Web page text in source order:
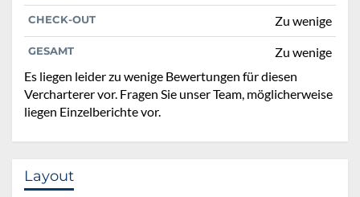
CHECK-OUT Zu wenige
GESAMT
Zu wenige
Es liegen leider zu wenige Bewertungen für diesen
Vercharterer vor. Fragen Sie unser Team, möglicherweise
liegen Einzelberichte vor.
Layout